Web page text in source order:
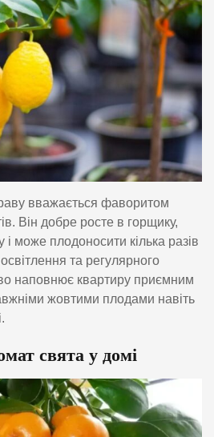
вважається фаворитом
Він добре росте в горщику,
може плодоносити кілька разів
та регулярного
наповнює квартиру приємним
жовтими плодами навіть
свята у домі